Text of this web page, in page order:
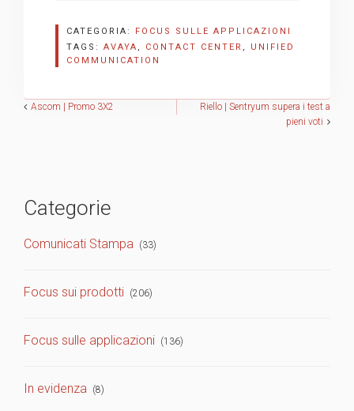
CATEGORIA: FOCUS SULLE APPLICAZIONI
TAGS: AVAYA , CONTACT CENTER , UNIFIED
COMMUNICATION
Navigazione
Ascom | Promo 3X2
Riello | Sentryum supera i test a
pieni voti
Categorie
Comunicati Stampa (33)
Focus sui prodotti (206)
Focus sulle applicazioni (136)
In evidenza (8)